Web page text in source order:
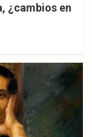
¿cambios en